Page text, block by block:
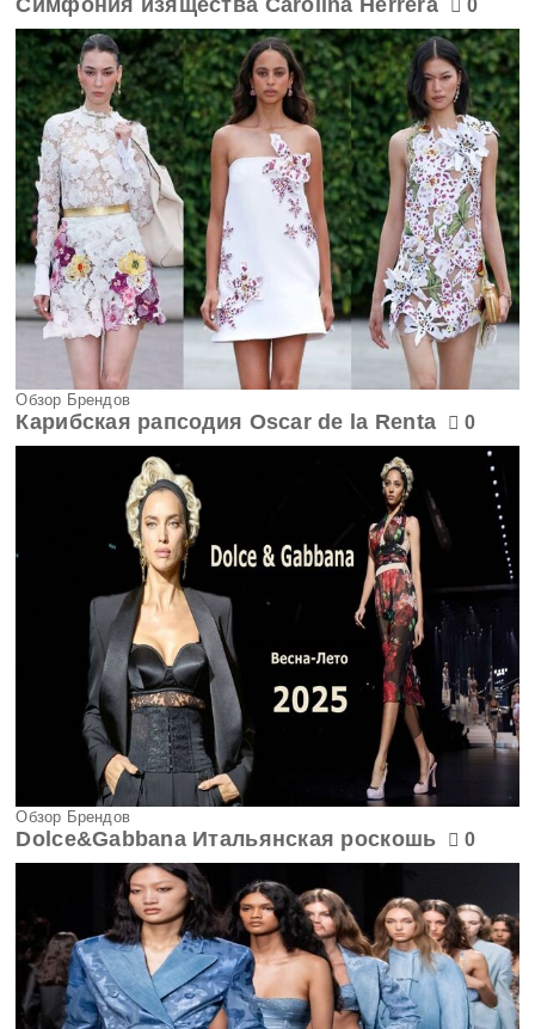
0
Обзор Брендов
Карибская рапсодия Oscar de la Renta 0
Обзор Брендов
Dolce&Gabbana Итальянская роскошь 0